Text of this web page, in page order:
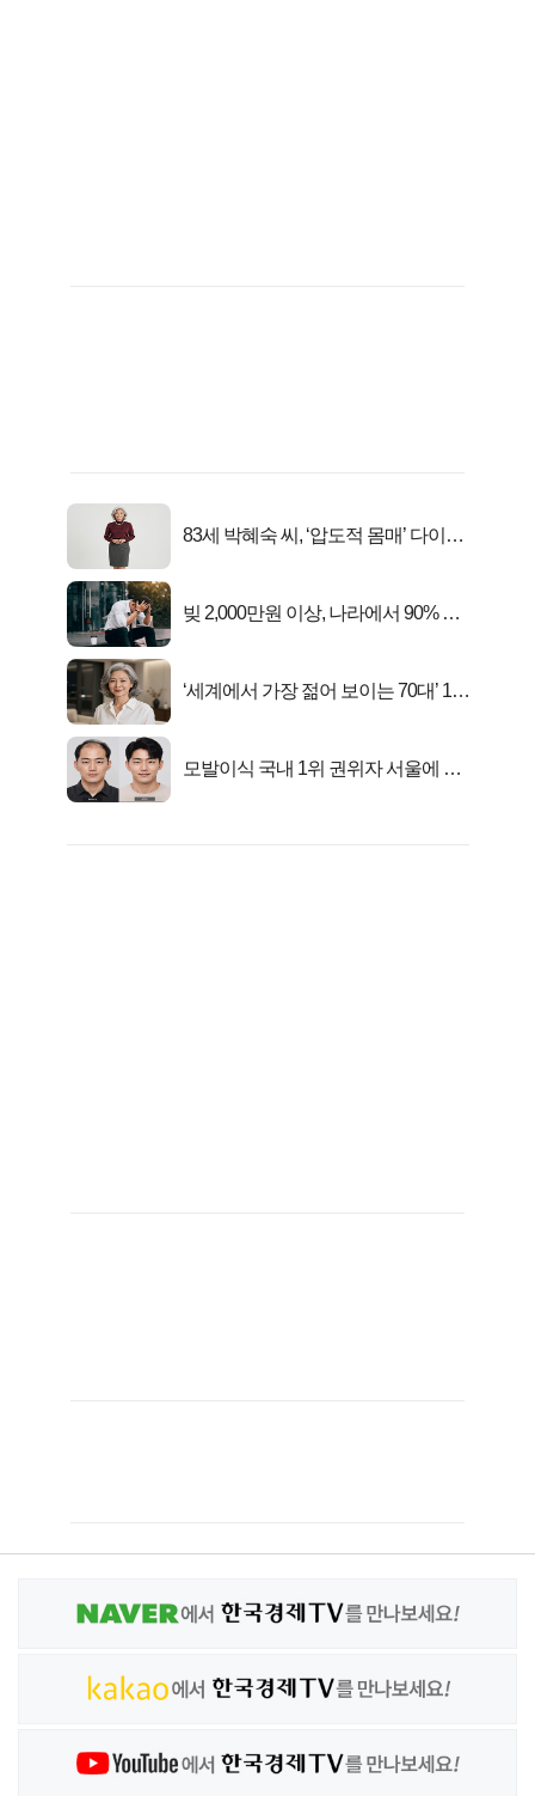
83세 박혜숙 씨, ‘압도적 몸매’ 다이어
빚 2,000만원 이상, 나라에서 90% 갚
‘세계에서 가장 젊어 보이는 70대’ 1위
모발이식 국내 1위 권위자 서울에 있